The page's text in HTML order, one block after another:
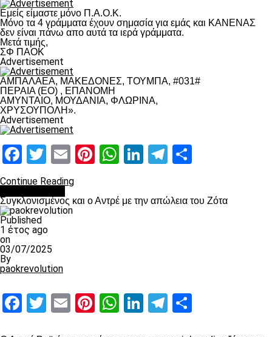
Εμείς είμαστε μόνο Π.Α.Ο.Κ.
Μόνο τα 4 γράμματα έχουν σημασία για εμάς και ΚΑΝΕΝΑΣ
δεν είναι πάνω απο αυτά τα ιερά γράμματα.
Μετά τιμής,
ΣΦ ΠΑΟΚ
Advertisement
ΑΜΠΑΛΑΕΑ, ΜΑΚΕΔΟΝΕΣ, ΤΟΥΜΠΑ, #031#
ΠΕΡΑΙΑ (ΕΟ) , ΕΠΑΝΟΜΗ
ΑΜΥΝΤΑΙΟ, ΜΟΥΔΑΝΙΑ, ΦΛΩΡΙΝΑ,
ΧΡΥΣΟΥΠΟΛΗ».
Advertisement
Facebook
Twitter
EmailPinterest
WhatsApp
LinkedIn
Telegram
Continue Reading
Συγκλονισμένος και ο Αντρέ με την απώλεια του Ζότα
Published
1 έτος ago
on
03/07/2025
By
paokrevolution
Facebook
Twitter
EmailPinterest
WhatsApp
LinkedIn
Telegram